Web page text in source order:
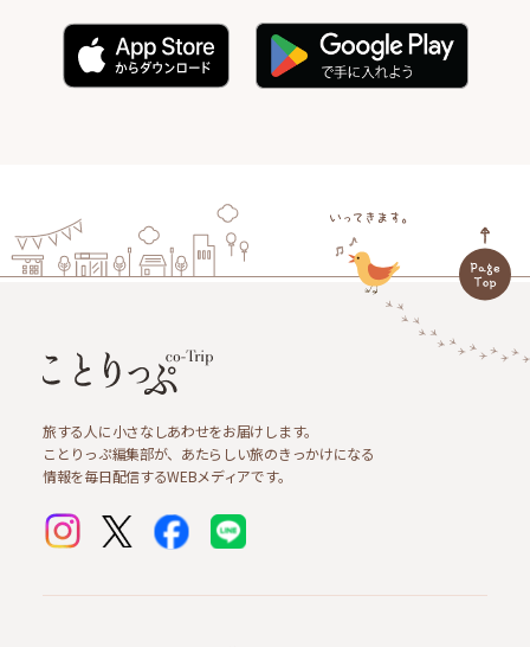
旅する人に小さなしあわせをお届けします。
ことりっぷ編集部が、あたらしい旅のきっかけになる
情報を毎日配信するWEBメディアです。